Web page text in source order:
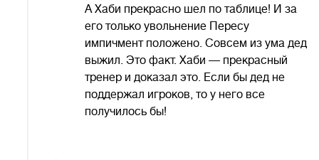
А Хаби прекрасно шел по таблице! И за
его только увольнение Пересу
импичмент положено. Совсем из ума дед
выжил. Это факт. Хаби — прекрасный
тренер и доказал это. Если бы дед не
поддержал игроков, то у него все
получилось бы!